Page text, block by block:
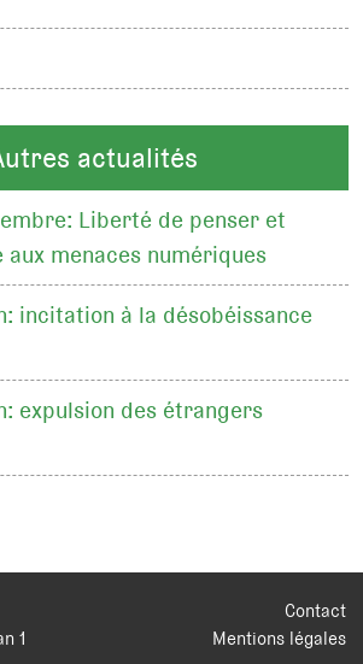
actualités
Liberté de penser et
menaces numériques
incitation à la désobéissance
expulsion des étrangers
Contact
Mentions légales
1